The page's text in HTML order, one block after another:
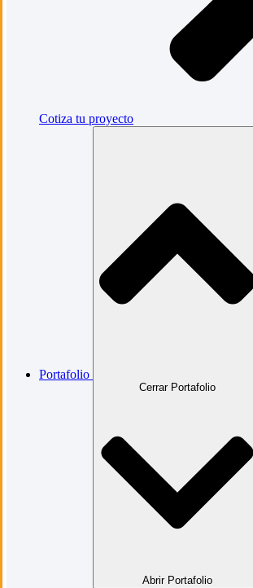
Cotiza tu proyecto
Portafolio
Cerrar Portafolio
Abrir Portafolio